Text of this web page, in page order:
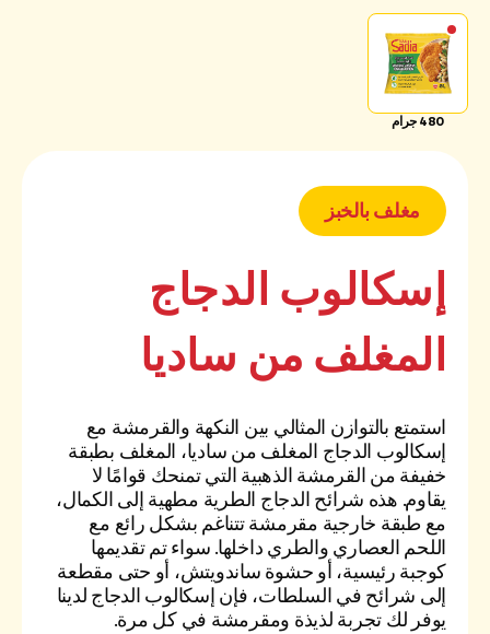
480 جرام
مغلف بالخبز
إسكالوب الدجاج
المغلف من ساديا
استمتع بالتوازن المثالي بين النكهة والقرمشة مع
إسكالوب الدجاج المغلف من ساديا، المغلف بطبقة
خفيفة من القرمشة الذهبية التي تمنحك قوامًا لا
يقاوم. هذه شرائح الدجاج الطرية مطهية إلى الكمال،
مع طبقة خارجية مقرمشة تتناغم بشكل رائع مع
اللحم العصاري والطري داخلها. سواء تم تقديمها
كوجبة رئيسية، أو حشوة ساندويتش، أو حتى مقطعة
إلى شرائح في السلطات، فإن إسكالوب الدجاج لدينا
يوفر لك تجربة لذيذة ومقرمشة في كل مرة.